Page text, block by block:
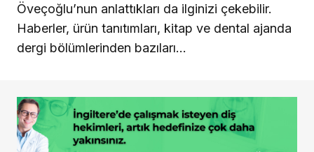
Öveçoğlu’nun anlattıkları da ilginizi çekebilir.
Haberler, ürün tanıtımları, kitap ve dental ajanda
dergi bölümlerinden bazıları…